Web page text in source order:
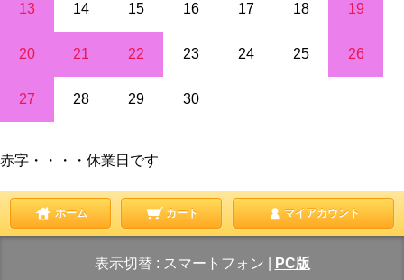
13 14 15 16 17 18 19
20 21 22 23 24 25 26
27 28 29 30
赤字・・・・休業日です
ホーム カート マイアカウント
表示切替 : スマートフォン PC版